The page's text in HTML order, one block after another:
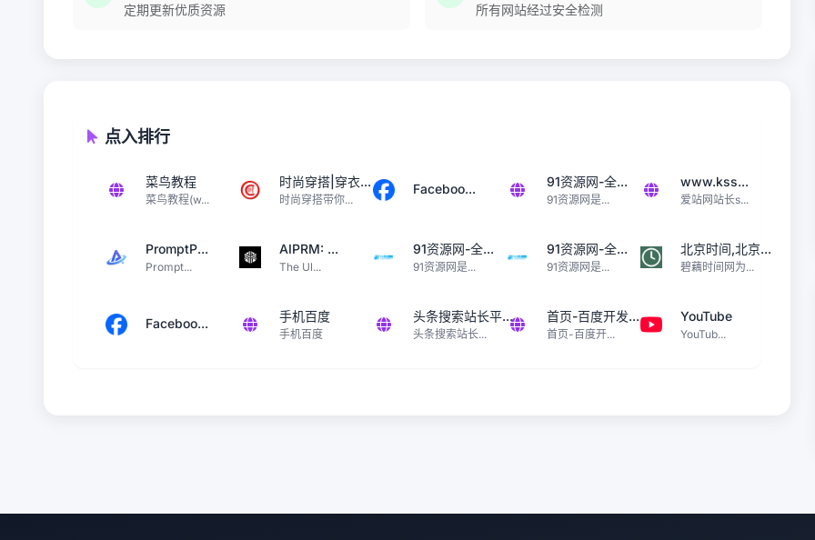
定期更新优质资源 所有网站经过安全检测
点入排行
菜鸟教程
菜鸟教程(w...
时尚穿搭|穿衣...
时尚穿搭带你...
Faceboo... 91资源网-全...
91资源网是...
www.kss...
爱站网站长s...
PromptP...
Prompt...
AIPRM: ...
The Ul...
91资源网-全...
91资源网是...
91资源网-全...
91资源网是...
北京时间,北京...
碧藕时间网为...
Faceboo... 手机百度
手机百度
头条搜索站长平...
头条搜索站长...
首页-百度开发...
首页-百度开...
YouTube
YouTub...